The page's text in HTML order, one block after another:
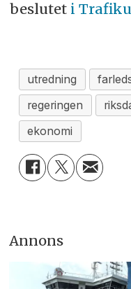
beslutet i
utredning
regeringen
ekonomi
Annons